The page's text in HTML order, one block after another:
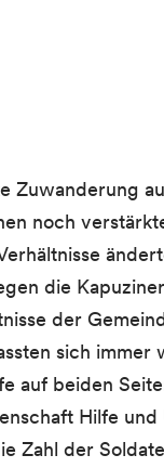
noch
die
der
sich
auf beiden
Hilfe
Zahl der